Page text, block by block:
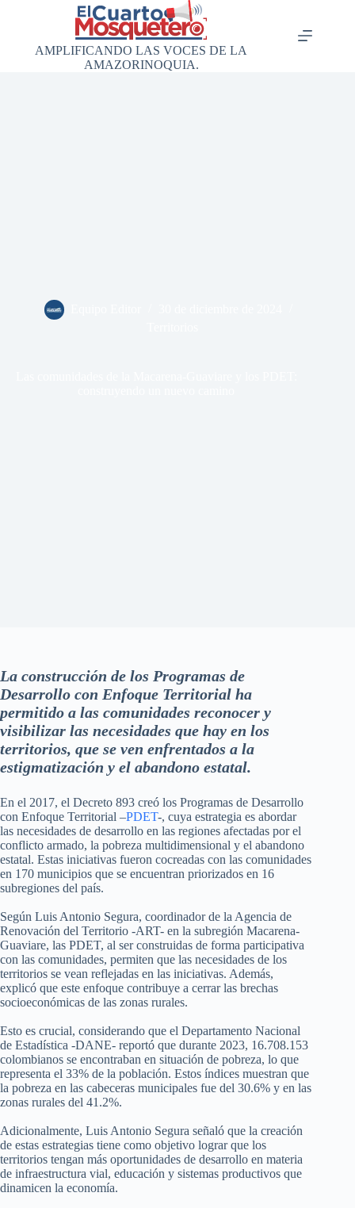
AMPLIFICANDO LAS VOCES DE LA
AMAZORINOQUIA.
La construcción de los Programas de
Desarrollo con Enfoque Territorial ha
permitido a las comunidades reconocer y
visibilizar las necesidades que hay en los
territorios, que se ven enfrentados a la
estigmatización y el abandono estatal.
En el 2017, el Decreto 893 creó los Programas de Desarrollo
con Enfoque Territorial –PDET-, cuya estrategia es abordar
las necesidades de desarrollo en las regiones afectadas por el
conflicto armado, la pobreza multidimensional y el abandono
estatal. Estas iniciativas fueron cocreadas con las comunidades
en 170 municipios que se encuentran priorizados en 16
subregiones del país.
Según Luis Antonio Segura, coordinador de la Agencia de
Renovación del Territorio -ART- en la subregión Macarena-
Guaviare, las PDET, al ser construidas de forma participativa
con las comunidades, permiten que las necesidades de los
territorios se vean reflejadas en las iniciativas. Además,
explicó que este enfoque contribuye a cerrar las brechas
socioeconómicas de las zonas rurales.
Esto es crucial, considerando que el Departamento Nacional
de Estadística -DANE- reportó que durante 2023, 16.708.153
colombianos se encontraban en situación de pobreza, lo que
representa el 33% de la población. Estos índices muestran que
la pobreza en las cabeceras municipales fue del 30.6% y en las
zonas rurales del 41.2%.
Adicionalmente, Luis Antonio Segura señaló que la creación
de estas estrategias tiene como objetivo lograr que los
territorios tengan más oportunidades de desarrollo en materia
de infraestructura vial, educación y sistemas productivos que
dinamicen la economía.